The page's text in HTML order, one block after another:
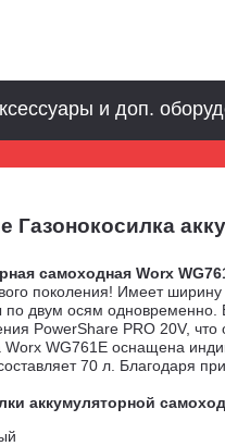
Газонокосилка
самоходная Worx
поколения! Имеет ширину
по двум осям одновременно.
PowerShare PRO 20V,
Worx WG761E оснащена
70 л. Благодаря
аккумуляторной
и доп.